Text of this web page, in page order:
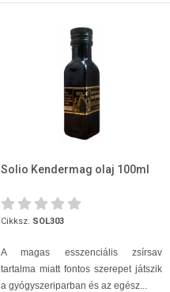
Solio Kendermag olaj 100ml
Cikksz. SOL303
A magas esszenciális zsírsav
tartalma miatt fontos szerepet játszik
a gyógyszeriparban és az egész...